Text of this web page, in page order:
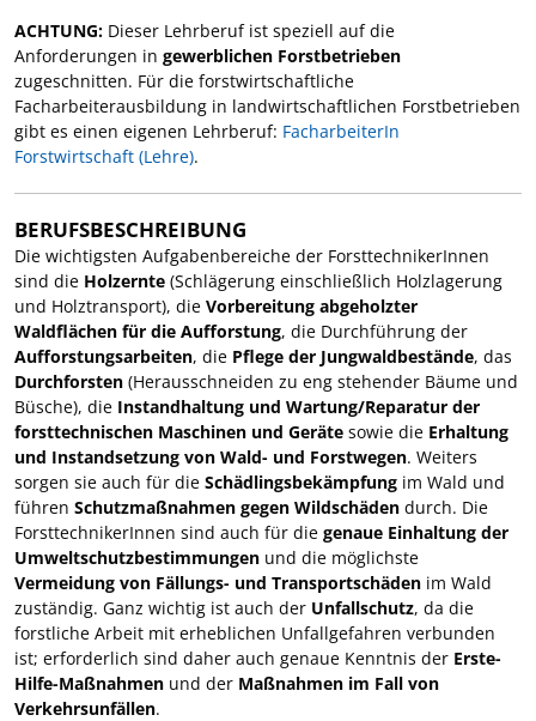
ACHTUNG: Dieser Lehrberuf ist speziell auf die
Anforderungen in gewerblichen Forstbetrieben
zugeschnitten. Für die forstwirtschaftliche
Facharbeiterausbildung in landwirtschaftlichen Forstbetrieben
gibt es einen eigenen Lehrberuf: FacharbeiterIn
Forstwirtschaft (Lehre).
BERUFSBESCHREIBUNG
Die wichtigsten Aufgabenbereiche der ForsttechnikerInnen
sind die Holzernte (Schlägerung einschließlich Holzlagerung
und Holztransport), die Vorbereitung abgeholzter
Waldflächen für die Aufforstung, die Durchführung der
Aufforstungsarbeiten, die Pflege der Jungwaldbestände, das
Durchforsten (Herausschneiden zu eng stehender Bäume und
Büsche), die Instandhaltung und Wartung/Reparatur der
forsttechnischen Maschinen und Geräte sowie die Erhaltung
und Instandsetzung von Wald- und Forstwegen. Weiters
sorgen sie auch für die Schädlingsbekämpfung im Wald und
führen Schutzmaßnahmen gegen Wildschäden durch. Die
ForsttechnikerInnen sind auch für die genaue Einhaltung der
Umweltschutzbestimmungen und die möglichste
Vermeidung von Fällungs- und Transportschäden im Wald
zuständig. Ganz wichtig ist auch der Unfallschutz, da die
forstliche Arbeit mit erheblichen Unfallgefahren verbunden
ist; erforderlich sind daher auch genaue Kenntnis der Erste-
Hilfe-Maßnahmen und der Maßnahmen im Fall von
Verkehrsunfällen.